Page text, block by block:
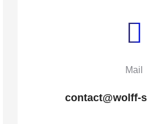
Mail
contact@wolff-